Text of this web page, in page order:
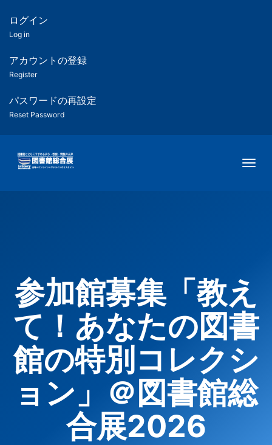
ツ
匿
名
ユ
ー
ー
用
メ
ー
ログイン
Log in
アカウントの登録
Register
パスワードの再設定
Reset Password
参加館募集「教え
て！あなたの図書
館の特別コレクシ
ョン」＠図書館総
合展2026